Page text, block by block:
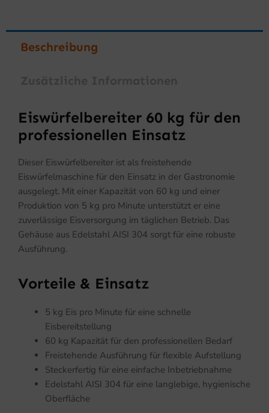
Beschreibung
Eiswürfelbereiter 60 kg für den
professionellen Einsatz
Dieser Eiswürfelbereiter ist als freistehende
Eiswürfelmaschine für den Einsatz in der Gastronomie
ausgelegt. Mit einer Kapazität von 60 kg und einer
Produktion von 5 kg pro Minute unterstützt er eine
zuverlässige Eisversorgung im täglichen Betrieb. Das
Gehäuse aus Edelstahl AISI 304 sorgt für eine robuste
Ausführung.
Vorteile & Einsatz
5 kg Eis pro Minute für eine schnelle
Eisbereitstellung
60 kg Kapazität für den professionellen Bedarf
Freistehende Ausführung für flexible Aufstellung
Steckerfertig für eine einfache Inbetriebnahme
Edelstahl AISI 304 für eine langlebige, hygienische
Oberfläche